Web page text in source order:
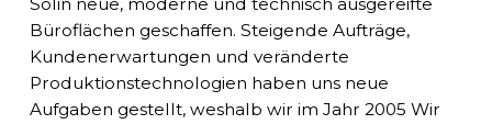
Büroflächen geschaffen. Steigende Aufträge,
Kundenerwartungen und veränderte
Produktionstechnologien haben uns neue
Aufgaben gestellt, weshalb wir im Jahr 2005 Wir